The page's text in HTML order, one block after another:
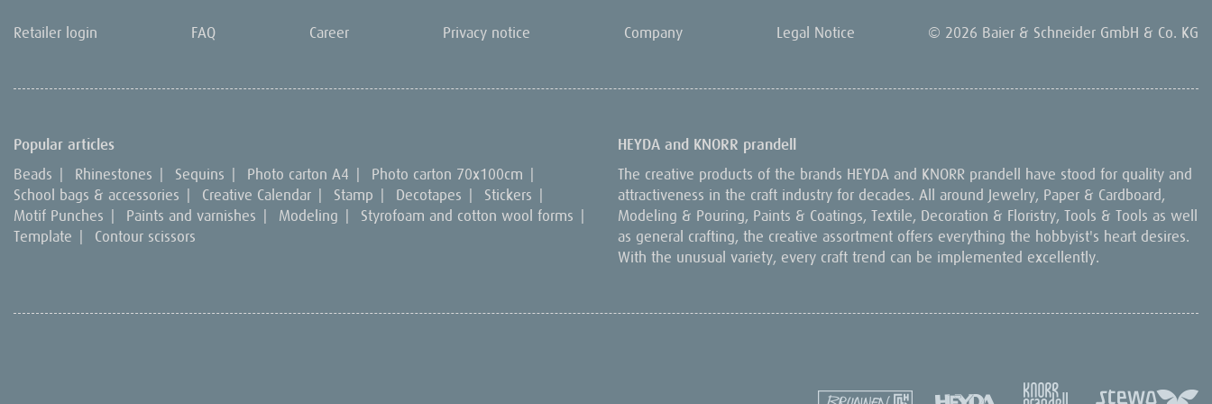
Retailer login FAQ Career Privacy notice Company Legal Notice © 2026 Baier & Schneider GmbH & Co. KG
Popular articles
Beads Rhinestones Sequins Photo carton A4 Photo carton 70x100cm
School bags & accessories
Creative Calendar Stamp Decotapes Stickers
Motif Punches
Paints and varnishes Modeling Styrofoam and cotton wool forms
Template
Contour scissors
HEYDA and KNORR prandell
The creative products of the brands HEYDA and KNORR prandell have stood for quality and
attractiveness in the craft industry for decades. All around Jewelry, Paper & Cardboard,
Modeling & Pouring, Paints & Coatings, Textile, Decoration & Floristry, Tools & Tools as well
as general crafting, the creative assortment offers everything the hobbyist's heart desires.
With the unusual variety, every craft trend can be implemented excellently.